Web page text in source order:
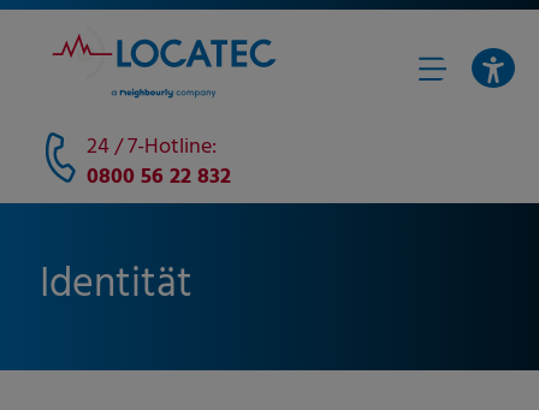
24 / 7-Hotline:
0800 56 22 832
Identität